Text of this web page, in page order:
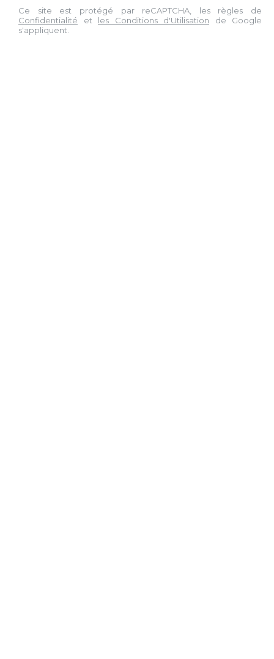
Ce site est protégé par reCAPTCHA, les règles de
Confidentialité et les Conditions d'Utilisation de Google
s'appliquent.